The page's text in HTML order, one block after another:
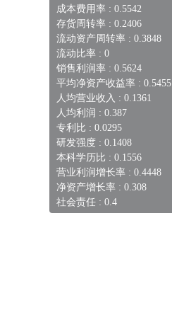
成本费用率 : 0.5542
存货周转率 : 0.2406
流动资产周转率 : 0.3848
流动比率 : 0
销售利润率 : 0.5624
平均净资产收益率 : 0.5455
人均营业收入 : 0.1361
人均利润 : 0.387
专利比 : 0.0295
研发强度 : 0.1408
本科学历比 : 0.1556
营业利润增长率 : 0.4448
净资产增长率 : 0.308
社会责任 : 0.4